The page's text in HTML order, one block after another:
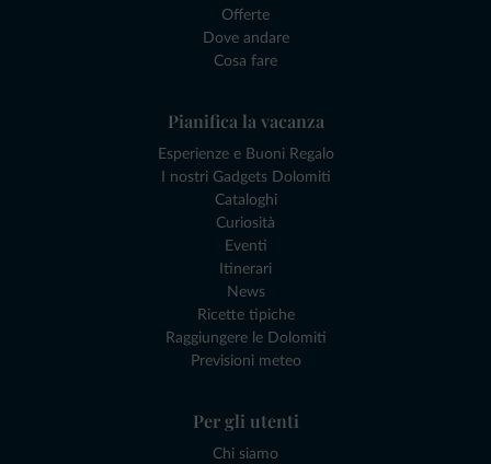
Offerte
Dove andare
Cosa fare
Pianifica la vacanza
Esperienze e Buoni Regalo
I nostri Gadgets Dolomiti
Cataloghi
Curiosità
Eventi
Itinerari
News
Ricette tipiche
Raggiungere le Dolomiti
Previsioni meteo
Per gli utenti
Chi siamo